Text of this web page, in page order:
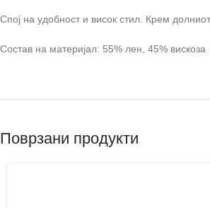
Спој на удобност и висок стил. Крем
Состав на материјал: 55% лен, 45% вискоза
Поврзани продукти